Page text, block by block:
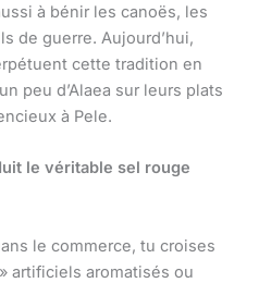
à bénir les canoës, les
de guerre. Aujourd’hui,
cette tradition en
peu d’Alaea sur leurs plats
à Pele.
le véritable sel rouge
le commerce, tu croises
artificiels aromatisés ou